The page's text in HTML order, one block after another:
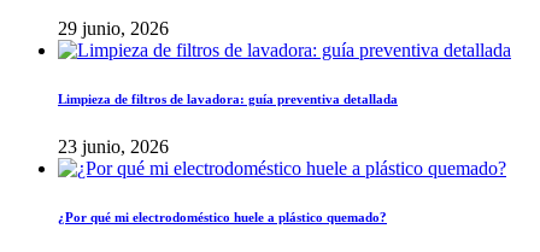
29 junio, 2026
Limpieza de filtros de lavadora: guía preventiva detallada
23 junio, 2026
¿Por qué mi electrodoméstico huele a plástico quemado?